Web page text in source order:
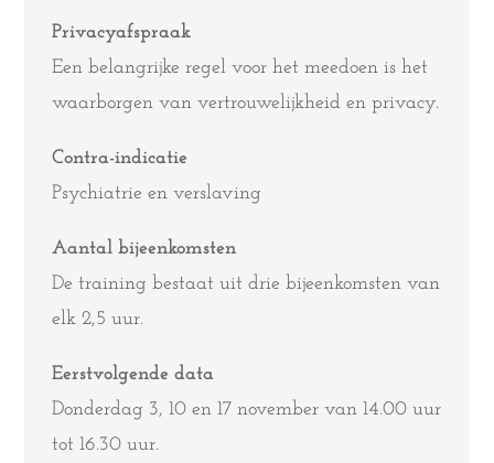
Privacyafspraak
Een belangrijke regel voor het meedoen is het
waarborgen van vertrouwelijkheid en privacy.
Contra-indicatie
Psychiatrie en verslaving
Aantal bijeenkomsten
De training bestaat uit drie bijeenkomsten van
elk 2,5 uur.
Eerstvolgende data
Donderdag 3, 10 en 17 november van 14.00 uur
tot 16.30 uur.